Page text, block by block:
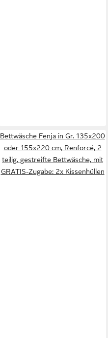
Bettwäsche Fenja in Gr. 135x200
oder 155x220 cm, Renforcé, 2
teilig, gestreifte Bettwäsche, mit
GRATIS-Zugabe: 2x Kissenhüllen